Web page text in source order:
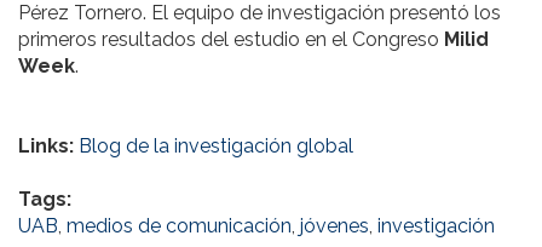
Pérez Tornero. El equipo de investigación presentó los
primeros resultados del estudio en el Congreso Milid
Week.
Links: Blog de la investigación global
Tags:
UAB, medios de comunicación, jóvenes, investigación